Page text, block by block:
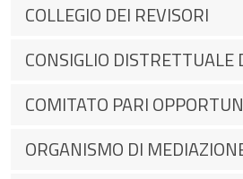
COLLEGIO DEI REVISORI
CONSIGLIO DISTRETTUALE
COMITATO PARI
ORGANISMO DI